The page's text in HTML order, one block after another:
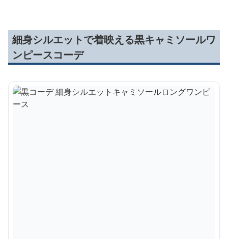
細身シルエットで着映える黒キャミソールワ
ンピースコーデ